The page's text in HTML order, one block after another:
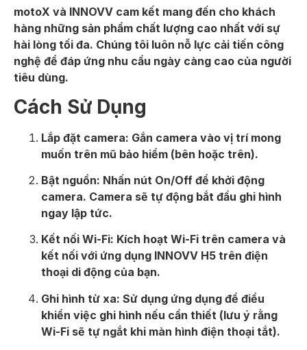
motoX và INNOVV cam kết mang đến cho khách
hàng những sản phẩm chất lượng cao nhất với sự
hài lòng tối đa. Chúng tôi luôn nỗ lực cải tiến công
nghệ để đáp ứng nhu cầu ngày càng cao của người
tiêu dùng.
Cách Sử Dụng
Lắp đặt camera: Gắn camera vào vị trí mong
muốn trên mũ bảo hiểm (bên hoặc trên).
Bật nguồn: Nhấn nút On/Off để khởi động
camera. Camera sẽ tự động bắt đầu ghi hình
ngay lập tức.
Kết nối Wi-Fi: Kích hoạt Wi-Fi trên camera và
kết nối với ứng dụng INNOVV H5 trên điện
thoại di động của bạn.
Ghi hình từ xa: Sử dụng ứng dụng để điều
khiển việc ghi hình nếu cần thiết (lưu ý rằng
Wi-Fi sẽ tự ngắt khi màn hình điện thoại tắt).